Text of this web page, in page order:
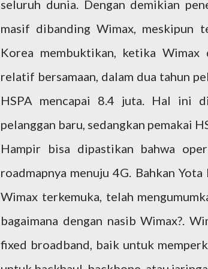
seluruh dunia. Dengan demikian
masif dibanding Wimax, meskipun
Korea membuktikan, ketika
relatif bersamaan, dalam dua tahun
HSPA mencapai 8.4 juta. Hal ini
pelanggan baru, sedangkan pemakai
Hampir bisa dipastikan bahwa
roadmapnya menuju 4G. Bahkan
Wimax terkemuka, telah
bagaimana dengan nasib Wimax?.
fixed broadband, baik untuk